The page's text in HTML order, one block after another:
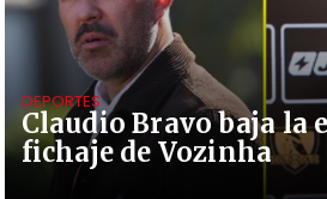
Claudio Bravo baja la
fichaje de Vozinha
DEPORTES